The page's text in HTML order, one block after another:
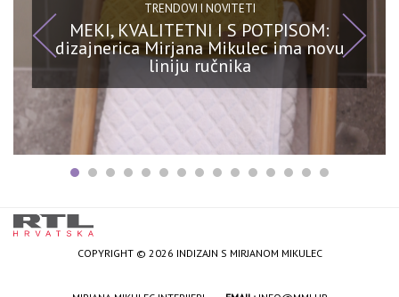
TRENDOVI I NOVITETI
MEKI, KVALITETNI I S POTPISOM:
dizajnerica Mirjana Mikulec ima novu
liniju ručnika
COPYRIGHT © 2026 INDIZAJN S MIRJANOM MIKULEC